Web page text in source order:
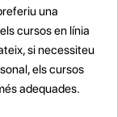
una
cursos en línia
si necessiteu
els cursos
adequades.